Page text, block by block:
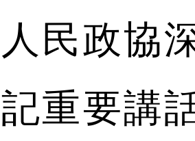
民政協
重要講